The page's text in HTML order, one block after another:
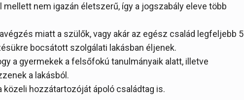
mellett nem igazán életszerű, így a jogszabály eleve több
miatt a szülők, vagy akár az egész család legfeljebb 5
bocsátott szolgálati lakásban éljenek.
a gyermekek a felsőfokú tanulmányaik alatt, illetve
a lakásból.
közeli hozzátartozóját ápoló családtag is.